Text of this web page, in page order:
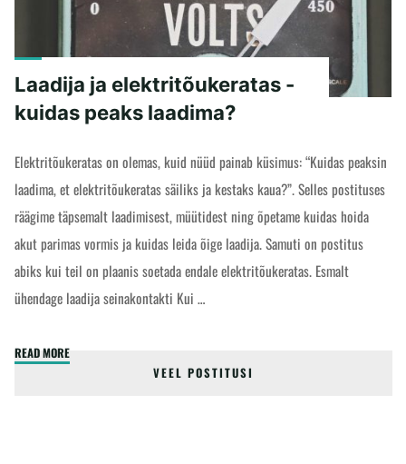
oleks
turvaline?"
Laadija ja elektritõukeratas -
kuidas peaks laadima?
Elektritõukeratas on olemas, kuid nüüd painab küsimus: “Kuidas peaksin
laadima, et elektritõukeratas säiliks ja kestaks kaua?”. Selles postituses
räägime täpsemalt laadimisest, müütidest ning õpetame kuidas hoida
akut parimas vormis ja kuidas leida õige laadija. Samuti on postitus
abiks kui teil on plaanis soetada endale elektritõukeratas. Esmalt
ühendage laadija seinakontakti Kui …
READ MORE"Laadija
VEEL POSTITUSI